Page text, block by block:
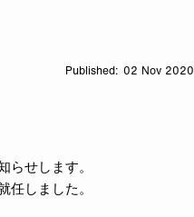
02 Nov 2020
らせします。
任しました。